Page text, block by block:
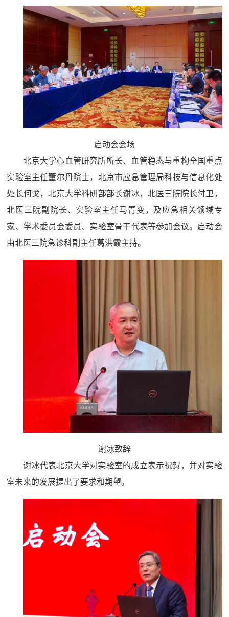
启动会会场
北京大学心血管研究所所长、血管稳态与重构全国重点
实验室主任董尔丹院士，北京市应急管理局科技与信息化处
处长何戈，北京大学科研部部长谢冰，北医三院院长付卫，
北医三院副院长、实验室主任马青变，及应急相关领域专
家、学术委员会委员、实验室骨干代表等参加会议。启动会
由北医三院急诊科副主任葛洪霞主持。
谢冰致辞
谢冰代表北京大学对实验室的成立表示祝贺，并对实验
室未来的发展提出了要求和期望。